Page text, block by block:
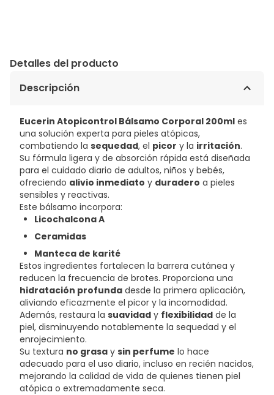
Detalles del producto
Descripción
Eucerin Atopicontrol Bálsamo Corporal 200ml es
una solución experta para pieles atópicas,
combatiendo la sequedad, el picor y la irritación.
Su fórmula ligera y de absorción rápida está diseñada
para el cuidado diario de adultos, niños y bebés,
ofreciendo alivio inmediato y duradero a pieles
sensibles y reactivas.
Este bálsamo incorpora:
Licochalcona A
Ceramidas
Manteca de karité
Estos ingredientes fortalecen la barrera cutánea y
reducen la frecuencia de brotes. Proporciona una
hidratación profunda desde la primera aplicación,
aliviando eficazmente el picor y la incomodidad.
Además, restaura la suavidad y flexibilidad de la
piel, disminuyendo notablemente la sequedad y el
enrojecimiento.
Su textura no grasa y sin perfume lo hace
adecuado para el uso diario, incluso en recién nacidos,
mejorando la calidad de vida de quienes tienen piel
atópica o extremadamente seca.